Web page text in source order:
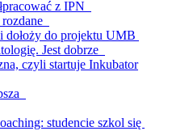
z IPN
dołoży do projektu UMB
Jest dobrze
czyli startuje Inkubator
studencie szkol się